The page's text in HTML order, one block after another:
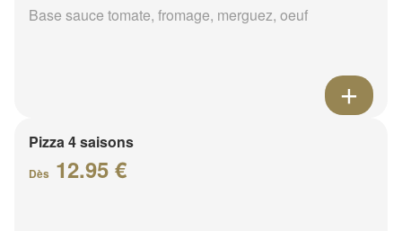
Base sauce tomate, fromage, merguez, oeuf
Pizza 4 saisons
Dès 12.95 €